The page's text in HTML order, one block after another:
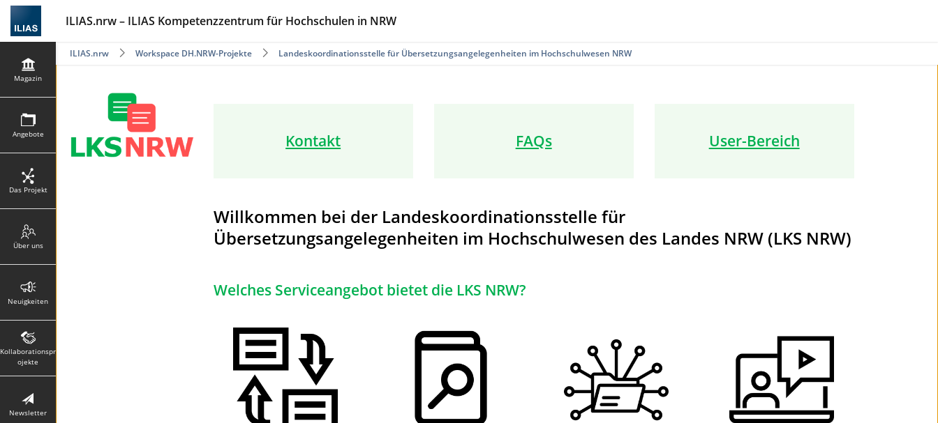
ILIAS.nrw – ILIAS Kompetenzzentrum für Hochschulen in NRW
Magazin
Angebote
Das Projekt
Über uns
Neuigkeiten
Kollaborationspr
ojekte
Newsletter
ILIAS.nrw Workspace DH.NRW-Projekte Landes­koordinations­stelle für Über­setzungs­angelegenheiten im Hochschul­wesen NRW
Kontakt FAQs User-Bereich
Willkommen bei der Landeskoordinationsstelle für
Übersetzungsangelegenheiten im Hochschulwesen des Landes NRW (LKS NRW)
Welches Serviceangebot bietet die LKS NRW?